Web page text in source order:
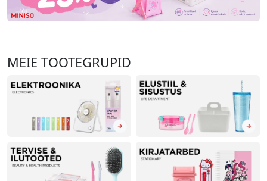
MEIE TOOTEGRUPID